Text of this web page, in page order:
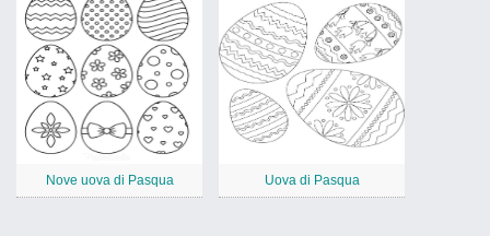
Nove uova di Pasqua Uova di Pasqua